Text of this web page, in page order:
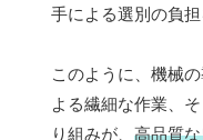
手による選別の負
このように、機械
よる繊細な作業、
り組みが、 高品質